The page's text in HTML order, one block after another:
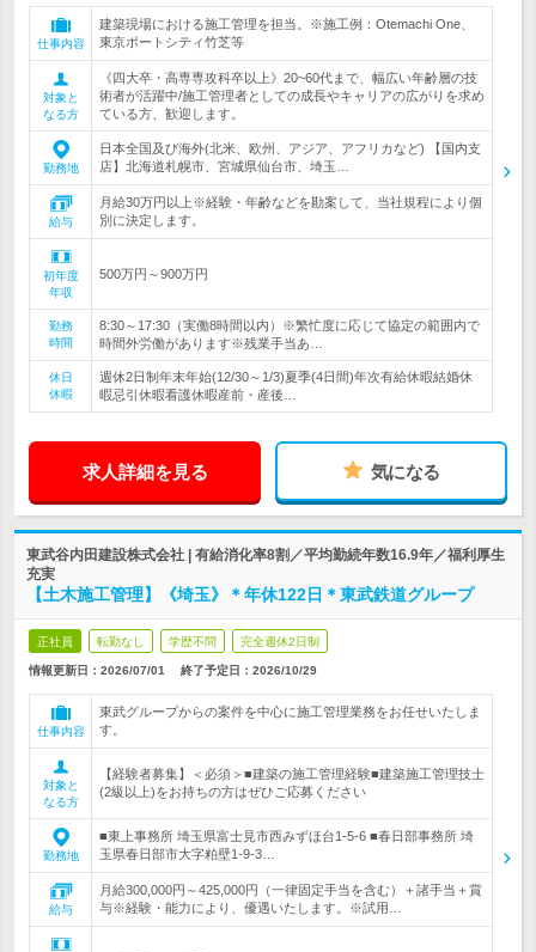
仕事内容
建築現場における施工管理を担当。※施工例：Otemachi One、
東京ポートシティ竹芝等
対象と
なる方
《四大卒・高専専攻科卒以上》20~60代まで、幅広い年齢層の技
術者が活躍中/施工管理者としての成長やキャリアの広がりを求め
ている方、歓迎します。
勤務地
日本全国及び海外(北米、欧州、アジア、アフリカなど) 【国内支
店】北海道札幌市、宮城県仙台市、埼玉…
給与
月給30万円以上※経験・年齢などを勘案して、当社規程により個
別に決定します。
初年度
年収
500万円～900万円
勤務
時間
8:30～17:30（実働8時間以内）※繁忙度に応じて協定の範囲内で
時間外労働があります※残業手当あ…
休日
休暇
週休2日制年末年始(12/30～1/3)夏季(4日間)年次有給休暇結婚休
暇忌引休暇看護休暇産前・産後…
求人詳細を見る 気になる
東武谷内田建設株式会社 | 有給消化率8割／平均勤続年数16.9年／福利厚生
充実
【土木施工管理】《埼玉》＊年休122日＊東武鉄道グループ
正社員 転勤なし 学歴不問 完全週休2日制
情報更新日：2026/07/01 終了予定日： 2026/10/29
仕事内容
東武グループからの案件を中心に施工管理業務をお任せいたしま
す。
対象と
なる方
【経験者募集】＜必須＞■建築の施工管理経験■建築施工管理技士
(2級以上)をお持ちの方はぜひご応募ください
勤務地
■東上事務所 埼玉県富士見市西みずほ台1-5-6 ■春日部事務所 埼
玉県春日部市大字粕壁1-9-3…
給与
月給300,000円～425,000円（一律固定手当を含む）＋諸手当＋賞
与※経験・能力により、優遇いたします。※試用…